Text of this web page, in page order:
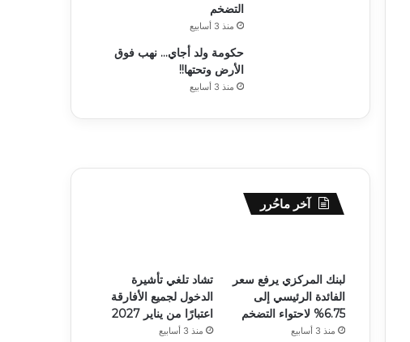
التضخم
منذ 3 أسابيع
حكومة ولد أجاي… نهب فوق
الأرض وتحتها!!
منذ 3 أسابيع
آخر ماحُرر
لبنك المركزي يرفع سعر
الفائدة الرئيسي إلى
6.75% لاحتواء التضخم
منذ 3 أسابيع
تشاد تلغي تأشيرة
الدخول لجميع الأفارقة
اعتبارًا من يناير 2027
منذ 3 أسابيع